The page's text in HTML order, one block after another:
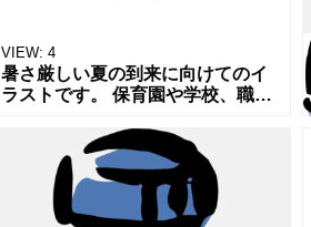
VIEW: 4
暑さ厳しい夏の到来に向けてのイ
ラストです。 保育園や学校、職場
のイラストです。 冷たさをキープ
するために氷を入れている様子で